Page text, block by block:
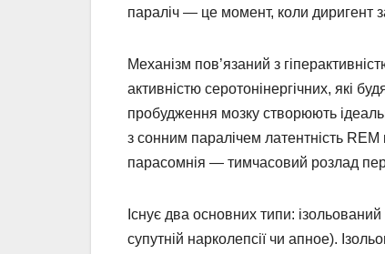
параліч — це момент, коли диригент
Механізм пов’язаний з
активністю серотонінергічних, які
пробудження мозку створюють
з сонним паралічем латентність
парасомнія — тимчасовий розлад
Існує два основних типи:
супутній нарколепсії чи апное).